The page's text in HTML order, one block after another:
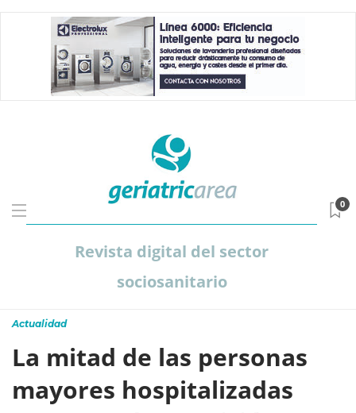
Revista digital del sector
sociosanitario
0
Actualidad
La mitad de las personas
mayores hospitalizadas